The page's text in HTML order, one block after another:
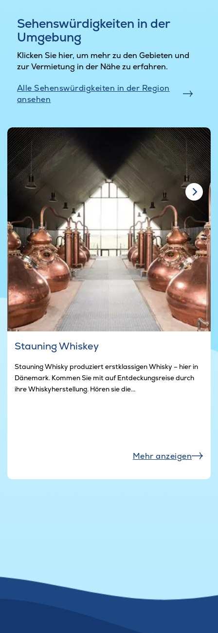
Sehenswürdigkeiten in der
Umgebung
Klicken Sie hier, um mehr zu den Gebieten und
zur Vermietung in der Nähe zu erfahren.
Alle Sehenswürdigkeiten in der Region
ansehen
Stauning Whiskey
Stauning Whisky produziert erstklassigen Whisky – hier in
Dänemark. Kommen Sie mit auf Entdeckungsreise durch
ihre Whiskyherstellung. Hören sie die...
Mehr anzeigen